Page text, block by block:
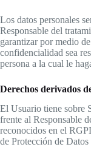
Los datos personales
Responsable del
garantizar por medio
confidencialidad sea
persona a la cual le
Derechos derivados
El Usuario tiene sobre
frente al Responsable
reconocidos en el
de Protección de